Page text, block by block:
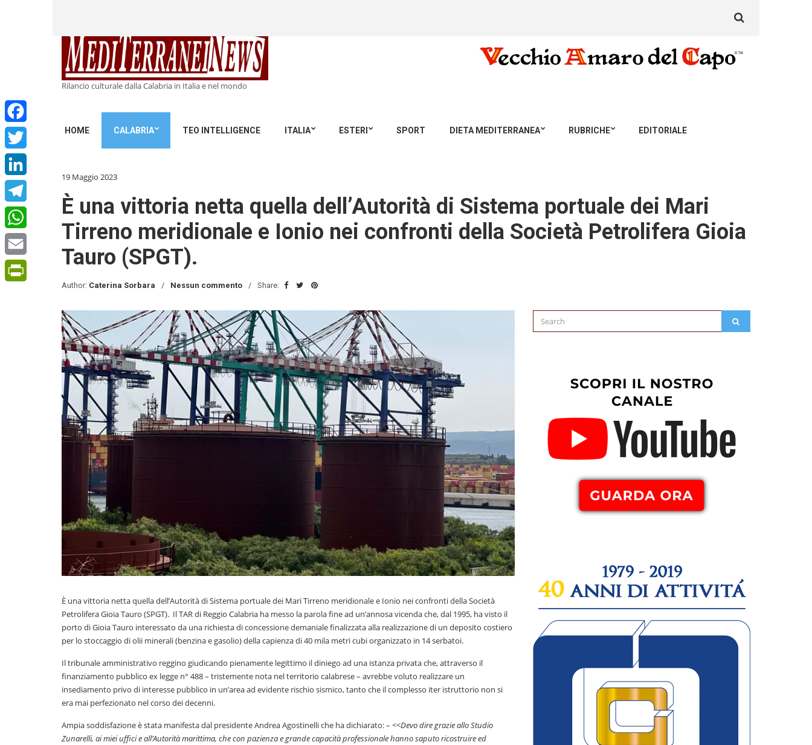
Rilancio culturale dalla Calabria in Italia e nel mondo
HOME CALABRIA TEO INTELLIGENCE ITALIA ESTERI SPORT DIETA MEDITERRANEA RUBRICHE EDITORIALE
for:
Facebook
Twitter
LinkedIn
Telegram
WhatsApp
Email
19 Maggio 2023
È una vittoria netta quella dell’Autorità di Sistema portuale dei Mari
Tirreno meridionale e Ionio nei confronti della Società Petrolifera Gioia
Tauro (SPGT).
Author: Caterina Sorbara Nessun commento Share:
È una vittoria netta quella dell’Autorità di Sistema portuale dei Mari Tirreno meridionale e Ionio nei confronti della Società
Petrolifera Gioia Tauro (SPGT). Il TAR di Reggio Calabria ha messo la parola fine ad un’annosa vicenda che, dal 1995, ha visto il
porto di Gioia Tauro interessato da una richiesta di concessione demaniale finalizzata alla realizzazione di un deposito costiero
per lo stoccaggio di olii minerali (benzina e gasolio) della capienza di 40 mila metri cubi organizzato in 14 serbatoi.
Il tribunale amministrativo reggino giudicando pienamente legittimo il diniego ad una istanza privata che, attraverso il
finanziamento pubblico ex legge n° 488 – tristemente nota nel territorio calabrese – avrebbe voluto realizzare un
insediamento privo di interesse pubblico in un’area ad evidente rischio sismico, tanto che il complesso iter istruttorio non si
era mai perfezionato nel corso dei decenni.
Ampia soddisfazione è stata manifesta dal presidente Andrea Agostinelli che ha dichiarato: – <<Devo dire grazie allo Studio
Zunarelli, ai miei uffici e all’Autorità marittima, che con pazienza e grande capacità professionale hanno saputo ricostruire ed
Search
for: